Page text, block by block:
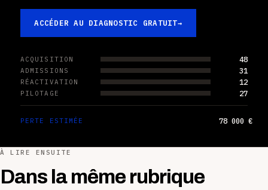
ACCÉDER AU DIAGNOSTIC GRATUIT→
ACQUISITION 48
ADMISSIONS 31
RÉACTIVATION 12
PILOTAGE 27
PERTE ESTIMÉE 78 000 €
À LIRE ENSUITE
Dans la même rubrique